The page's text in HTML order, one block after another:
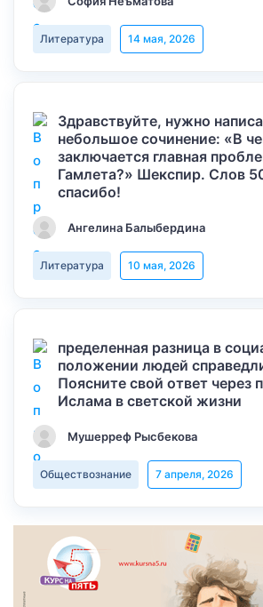
Литература 14 мая, 2026
Здравствуйте, нужно
небольшое сочинение: «В
заключается главная
Гамлета?» Шекспир. Слов
спасибо!
Ангелина Балыбердина
Литература 10 мая, 2026
пределенная разница в
положении людей
Поясните свой ответ через
Ислама в светской жизни
Мушерреф Рысбекова
Обществознание 7 апреля, 2026